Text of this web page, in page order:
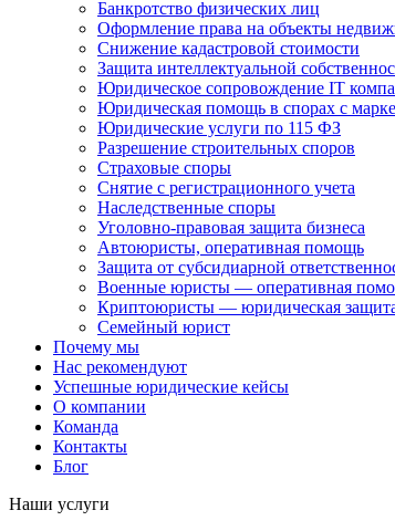
Банкротство физических лиц
Оформление права на объекты
Снижение кадастровой стоимости
Защита интеллектуальной
Юридическое сопровождение IT
Юридическая помощь в спорах с
Юридические услуги по 115 ФЗ
Разрешение строительных споров
Страховые споры
Снятие с регистрационного учета
Наследственные споры
Уголовно-правовая защита бизнеса
Автоюристы, оперативная помощь
Защита от субсидиарной
Военные юристы — оперативная
Криптоюристы — юридическая
Семейный юрист
Почему мы
Нас рекомендуют
Успешные юридические кейсы
О компании
Команда
Контакты
Блог
Наши услуги